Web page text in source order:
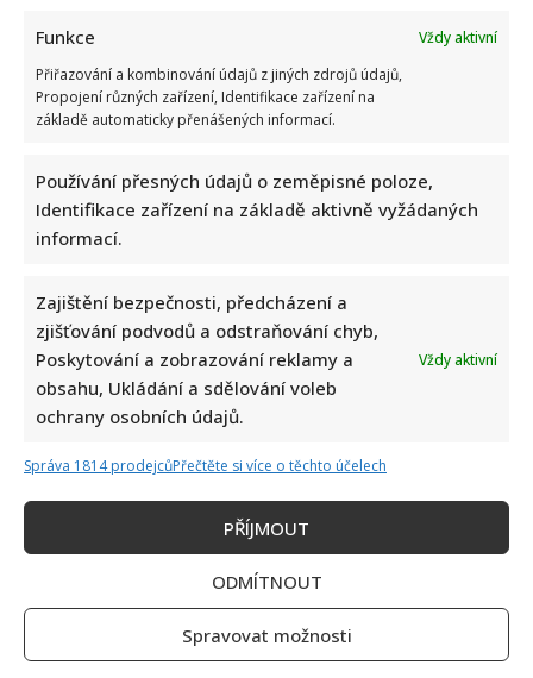
Funkce
Vždy aktivní
Přiřazování a kombinování údajů z jiných zdrojů údajů,
Propojení různých zařízení, Identifikace zařízení na
základě automaticky přenášených informací.
Používání přesných údajů o zeměpisné poloze,
Identifikace zařízení na základě aktivně vyžádaných
informací.
Zajištění bezpečnosti, předcházení a
zjišťování podvodů a odstraňování chyb,
Poskytování a zobrazování reklamy a
obsahu, Ukládání a sdělování voleb
ochrany osobních údajů.
Vždy aktivní
Správa 1814 prodejcůPřečtěte si více o těchto účelech
PŘÍJMOUT
ODMÍTNOUT
Spravovat možnosti